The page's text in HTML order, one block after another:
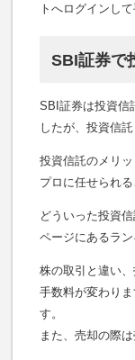
トへログインし
SBI証券で
SBI証券は投資信
したが、投資信
投資信託のメリ
プロに任せられる
どういった投資
ページにあるラン
株の取引と違い
手数料が変わり
す。
また、売却の際